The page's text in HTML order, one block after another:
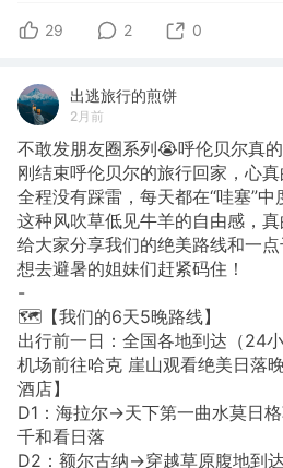
29 2 0
出逃旅行的煎饼
2月前
不敢发朋友圈系列😭呼伦贝尔真
刚结束呼伦贝尔的旅行回家，心
全程没有踩雷，每天都在“哇塞”中
这种风吹草低见牛羊的自由感，真
给大家分享我们的绝美路线和一
想去避暑的姐妹们赶紧码住！
-
🗺️【我们的6天5晚路线】
出行前一日：全国各地到达（24
机场前往哈克 崖山观看绝美日落
酒店】
D1：海拉尔→天下第一曲水莫日
千和看日落
D2：额尔古纳→穿越草原腹地到